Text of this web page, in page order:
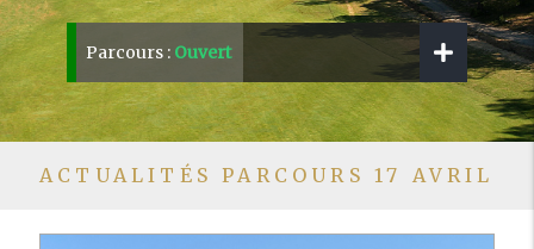
Parcours : Ouvert
ACTUALITÉS PARCOURS 17 AVRIL